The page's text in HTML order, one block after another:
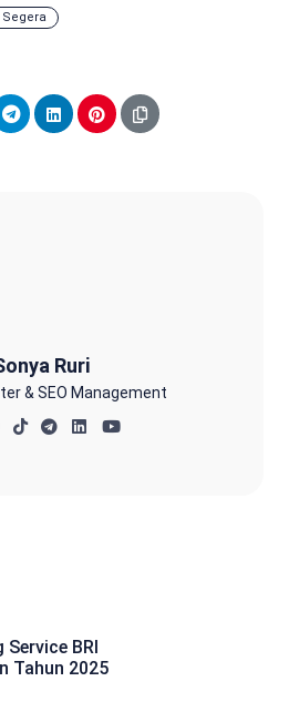
Ruri
& SEO Management
Service BRI
Tahun 2025